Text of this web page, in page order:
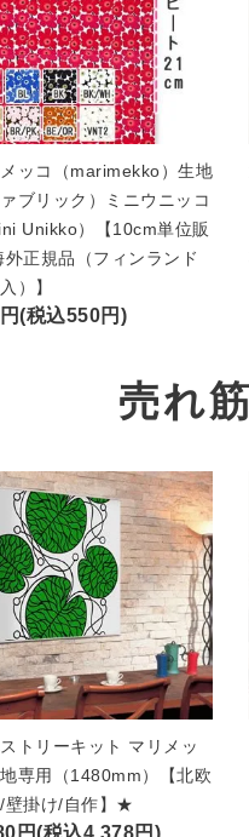
ッコ（marimekko）生地
ァブリック）ミニウニッコ
Unikko）【10cm単位販
外正規品（フィンランド
）】
(税込550円)
売れ
トリーキット マリメッ
専用（1480mm）【北欧
壁掛け/自作】★
円(税込4,378円)